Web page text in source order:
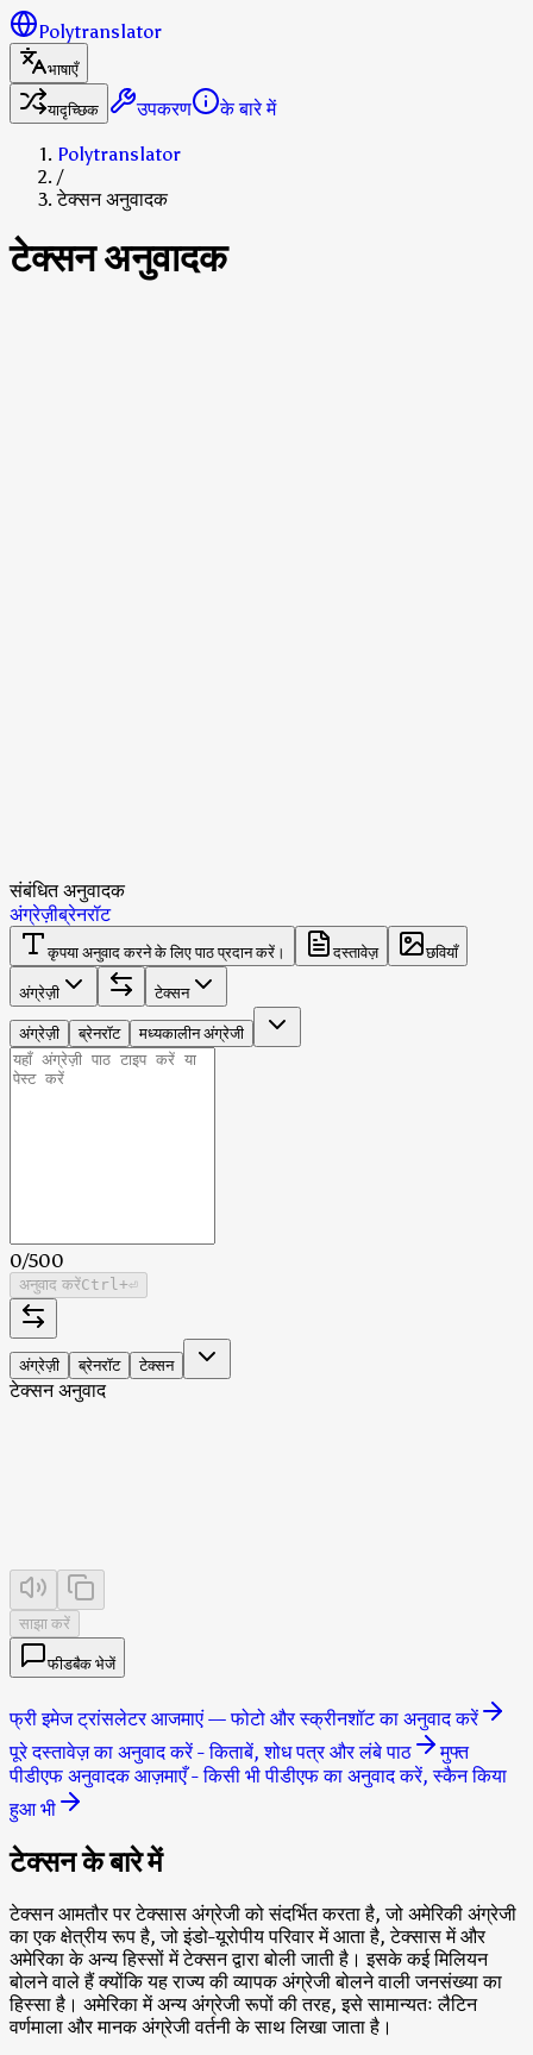
Polytranslator
भाषाएँ
यादृच्छिक
उपकरण
के बारे में
Polytranslator
/
टेक्सन अनुवादक
टेक्सन अनुवादक
संबंधित अनुवादक
अंग्रेज़ीब्रेनरॉट
कृपया अनुवाद करने के लिए पाठ प्रदान करें। दस्तावेज़
छवियाँ
अंग्रेज़ी
टेक्सन
अंग्रेज़ी
ब्रेनरॉट मध्यकालीन अंग्रेजी
0/500
अनुवाद करेंCtrl +⏎
अंग्रेज़ी ब्रेनरॉट टेक्सन
टेक्सन अनुवाद
साझा करें
फीडबैक भेजें
फ्री इमेज ट्रांसलेटर आजमाएं — फोटो और स्क्रीनशॉट का अनुवाद करें
पूरे दस्तावेज़ का अनुवाद करें - किताबें, शोध पत्र और लंबे पाठ
मुफ्त
पीडीएफ अनुवादक आज़माएँ - किसी भी पीडीएफ का अनुवाद करें, स्कैन किया
हुआ भी
टेक्सन के बारे में
टेक्सन आमतौर पर टेक्सास अंग्रेजी को संदर्भित करता है, जो अमेरिकी अंग्रेजी
का एक क्षेत्रीय रूप है, जो इंडो-यूरोपीय परिवार में आता है, टेक्सास में और
अमेरिका के अन्य हिस्सों में टेक्सन द्वारा बोली जाती है। इसके कई मिलियन
बोलने वाले हैं क्योंकि यह राज्य की व्यापक अंग्रेजी बोलने वाली जनसंख्या का
हिस्सा है। अमेरिका में अन्य अंग्रेजी रूपों की तरह, इसे सामान्यतः लैटिन
वर्णमाला और मानक अंग्रेजी वर्तनी के साथ लिखा जाता है।